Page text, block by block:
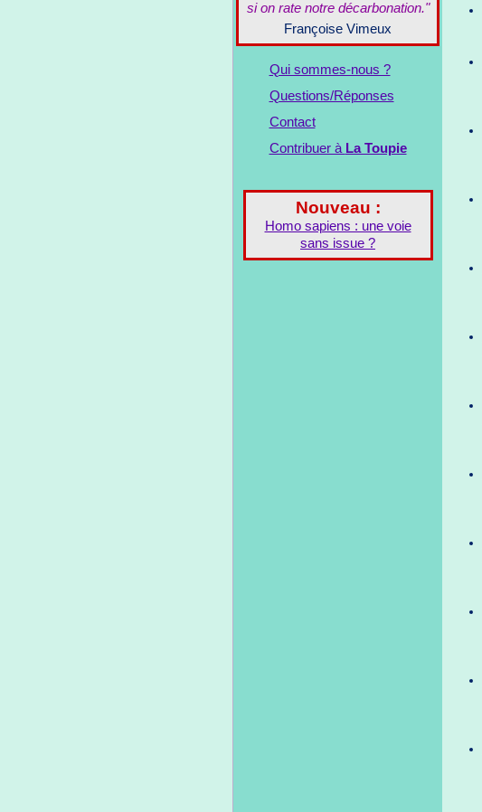
si on rate notre décarbonation."
Françoise Vimeux
Qui sommes-nous ?
Questions/Réponses
Contact
Contribuer à La Toupie
Nouveau :
Homo sapiens : une voie
sans issue ?